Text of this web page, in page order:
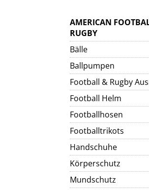
AMERICAN
RUGBY
Bälle
Ballpumpen
Football & Rugby
Football Helm
Footballhosen
Footballtrikots
Handschuhe
Körperschutz
Mundschutz